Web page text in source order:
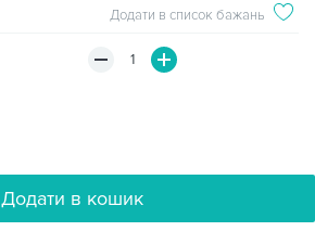
Додати в список бажань
Додати в кошик